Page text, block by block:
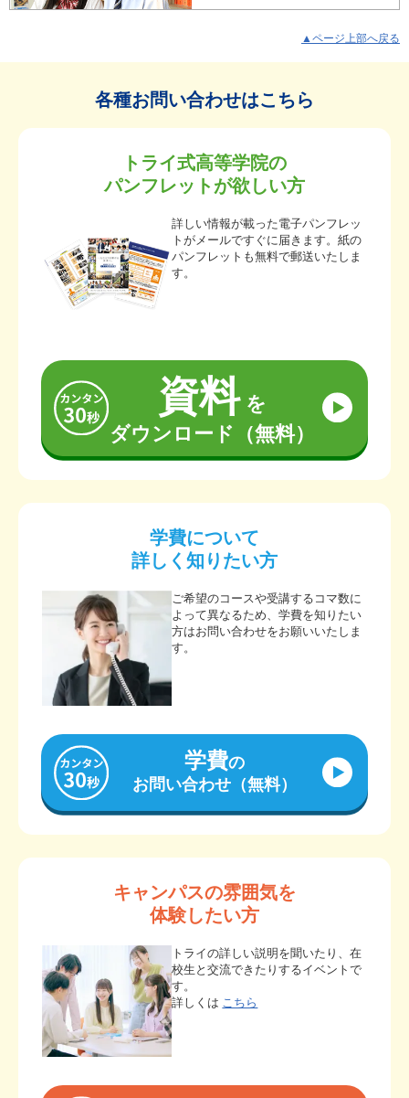
▲ページ上部へ戻る
各種お問い合わせはこちら
トライ式高等学院の
パンフレットが欲しい方
詳しい情報が載った電子パンフレッ
トがメールですぐに届きます。紙の
パンフレットも無料で郵送いたしま
す。
資料を
ダウンロード（無料）
学費について
詳しく知りたい方
ご希望のコースや受講するコマ数に
よって異なるため、学費を知りたい
方はお問い合わせをお願いいたしま
す。
学費の
お問い合わせ（無料）
キャンパスの雰囲気を
体験したい方
トライの詳しい説明を聞いたり、在
校生と交流できたりするイベントで
す。
詳しくは こちら